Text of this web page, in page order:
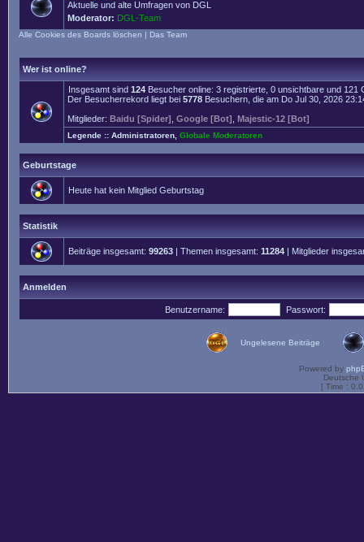
Aktuelle und alte Umfragen von DGL
Moderator: DGL-Team
Alle Cookies des Boards löschen | Das Team
Wer ist online?
Insgesamt sind 124 Besucher online: 3 registrierte, 0 unsichtbare und
Der Besucherrekord liegt bei 5778 Besuchern, die am Do Jul 30, 2026
Mitglieder: Baidu [Spider] Google [Bot] Majestic-12 [Bot]
Legende :: Administratoren Globale Moderatoren
Geburtstage
Heute hat kein Mitglied Geburtstag
Statistik
Beiträge insgesamt: 99263 | Themen insgesamt: 11284 | Mitglieder
Anmelden
Benutzername: Passwort:
Ungelesene Beiträge
Powered by
Deutsche
[ Time :